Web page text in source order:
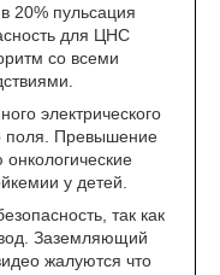
20% пульсация
для ЦНС
со всеми
электрического
поля. Превышение
у детей.
так как
Заземляющий
жалуются что